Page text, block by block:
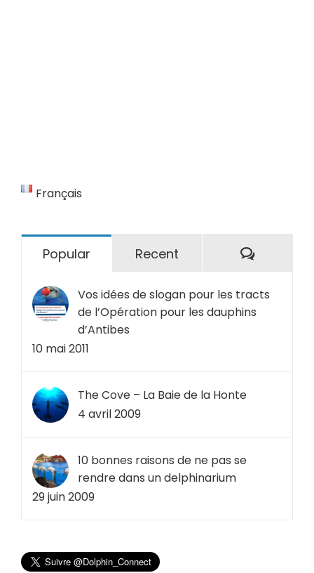
Français
Popular Recent
Vos idées de slogan pour les tracts
de l’Opération pour les dauphins
d’Antibes
10 mai 2011
The Cove – La Baie de la Honte
4 avril 2009
10 bonnes raisons de ne pas se
rendre dans un delphinarium
29 juin 2009